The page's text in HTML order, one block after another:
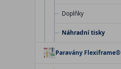
Doplňky
Náhradní tisky
Paravány Flexiframe®